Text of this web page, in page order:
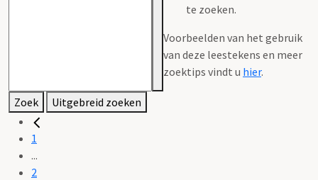
te zoeken.
Voorbeelden van het gebruik
van deze leestekens en meer
zoektips vindt u hier.
Zoek Uitgebreid zoeken
1
...
2